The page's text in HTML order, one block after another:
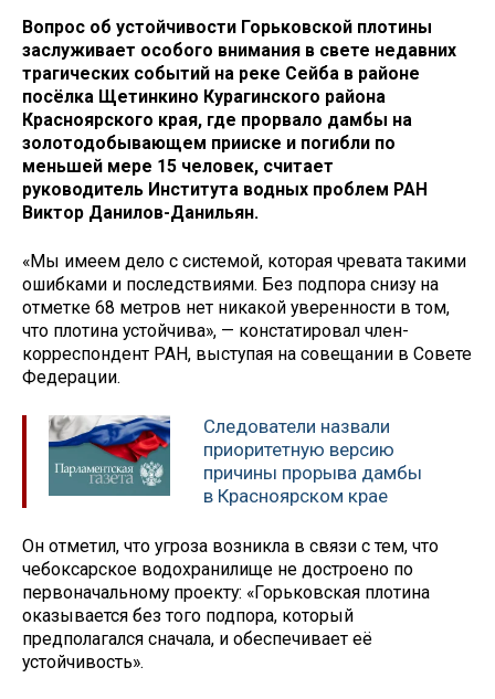
Вопрос об устойчивости Горьковской плотины
заслуживает особого внимания в свете недавних
трагических событий на реке Сейба в районе
посёлка Щетинкино Курагинского района
Красноярского края, где прорвало дамбы на
золотодобывающем прииске и погибли по
меньшей мере 15 человек, считает
руководитель Института водных проблем РАН
Виктор Данилов-Данильян.
«Мы имеем дело с системой, которая чревата такими
ошибками и последствиями. Без подпора снизу на
отметке 68 метров нет никакой уверенности в том,
что плотина устойчива», — констатировал член-
корреспондент РАН, выступая на совещании в Совете
Федерации.
Следователи назвали
приоритетную версию
причины прорыва дамбы
в Красноярском крае
Он отметил, что угроза возникла в связи с тем, что
чебоксарское водохранилище не достроено по
первоначальному проекту: «Горьковская плотина
оказывается без того подпора, который
предполагался сначала, и обеспечивает её
устойчивость».